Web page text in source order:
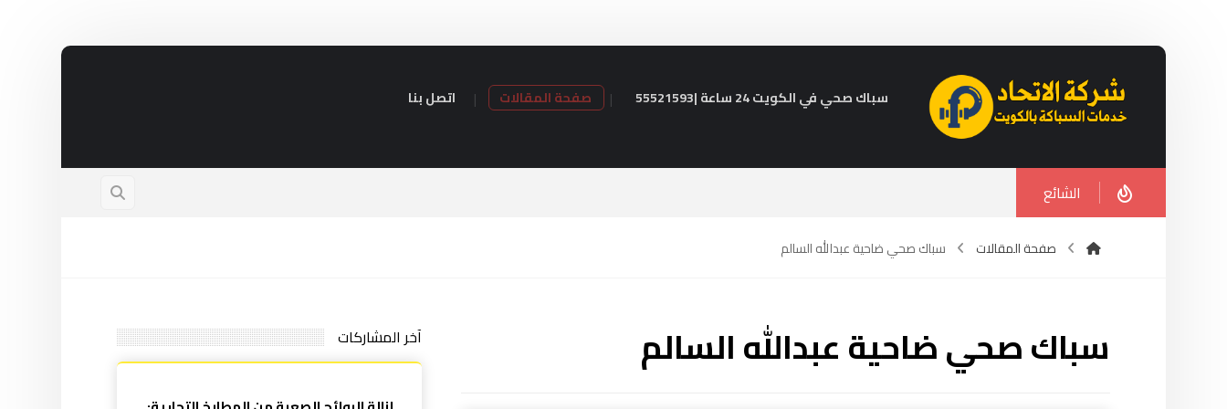
سباك صحي في الكويت 24 ساعة |55521593 صفحة المقالات اتصل بنا
الشائع
صفحة المقالات سباك صحي ضاحية عبدالله السالم
سباك صحي ضاحية عبدالله السالم آخر المشاركات